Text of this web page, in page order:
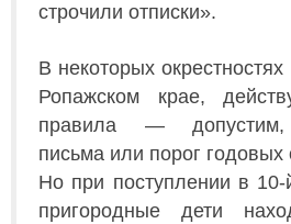
строчили отписки».
В некоторых
Ропажском крае,
правила — допустим,
письма или порог годовых
Но при поступлении в 10-
пригородные дети